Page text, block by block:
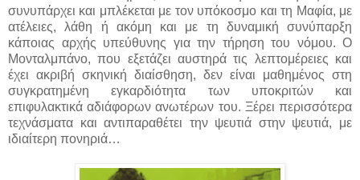
συνυπάρχει και μπλέκεται με τον υπόκοσμο και τη Μαφία, με
ατέλειες, λάθη ή ακόμη και με τη δυναμική συνύπαρξη
κάποιας αρχής υπεύθυνης για την τήρηση του νόμου. Ο
Μονταλμπάνο, που εξετάζει αυστηρά τις λεπτομέρειες και
έχει ακριβή σκηνική διαίσθηση, δεν είναι μαθημένος στη
συγκρατημένη εγκαρδιότητα των υποκριτών και
επιφυλακτικά αδιάφορων ανωτέρων του. Ξέρει περισσότερα
τεχνάσματα και αντιπαραθέτει την ψευτιά στην ψευτιά, με
ιδιαίτερη πονηριά…